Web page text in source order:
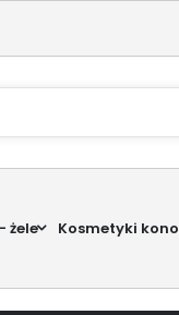
żele Kosmetyki